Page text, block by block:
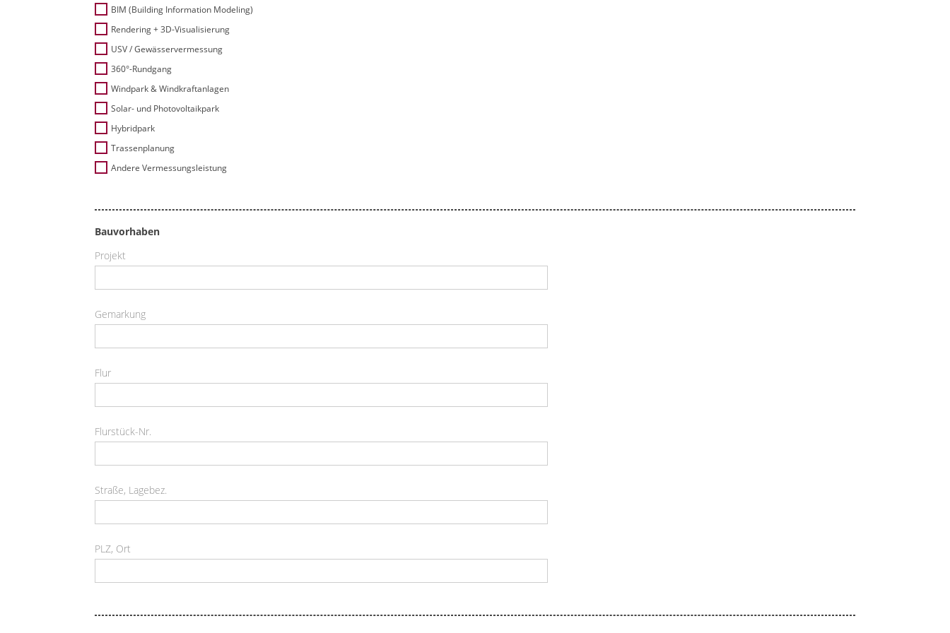
BIM (Building Information Modeling)
Rendering + 3D-Visualisierung
USV / Gewässervermessung
360°-Rundgang
Windpark & Windkraftanlagen
Solar- und Photovoltaikpark
Hybridpark
Trassenplanung
Andere Vermessungsleistung
Bauvorhaben
Projekt
Gemarkung
Flur
Flurstück-Nr.
Straße, Lagebez.
PLZ, Ort